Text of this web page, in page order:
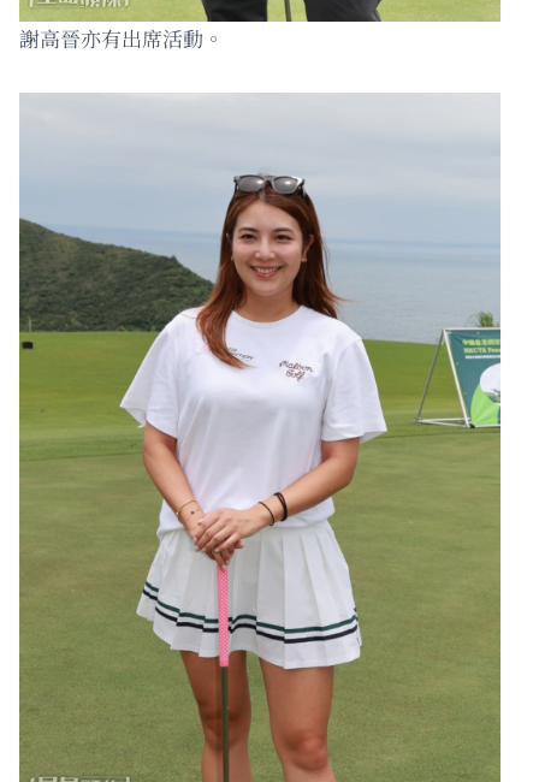
謝高晉亦有出席活動。